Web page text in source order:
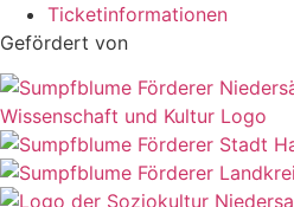
Ticketinformationen
Gefördert von